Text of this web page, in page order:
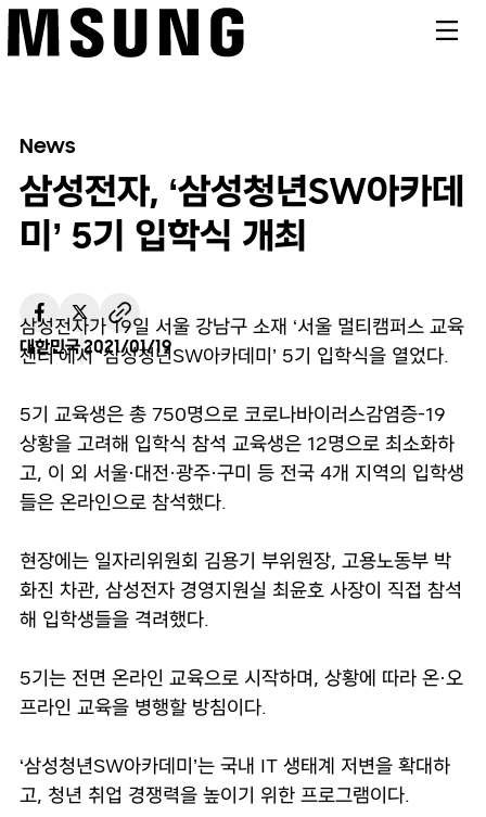
News
삼성전자, ‘삼성청년SW아카데
미’ 5기 입학식 개최
대한민국2021/01/19
삼성전자가 19일 서울 강남구 소재 ‘서울 멀티캠퍼스 교육
센터’에서 ‘삼성청년SW아카데미’ 5기 입학식을 열었다.
5기 교육생은 총 750명으로 코로나바이러스감염증-19
상황을 고려해 입학식 참석 교육생은 12명으로 최소화하
고, 이 외 서울·대전·광주·구미 등 전국 4개 지역의 입학생
들은 온라인으로 참석했다.
현장에는 일자리위원회 김용기 부위원장, 고용노동부 박
화진 차관, 삼성전자 경영지원실 최윤호 사장이 직접 참석
해 입학생들을 격려했다.
5기는 전면 온라인 교육으로 시작하며, 상황에 따라 온·오
프라인 교육을 병행할 방침이다.
‘삼성청년SW아카데미’는 국내 IT 생태계 저변을 확대하
고, 청년 취업 경쟁력을 높이기 위한 프로그램이다.